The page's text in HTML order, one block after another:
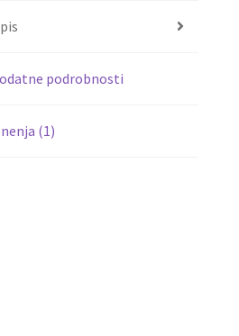
podrobnosti
(1)